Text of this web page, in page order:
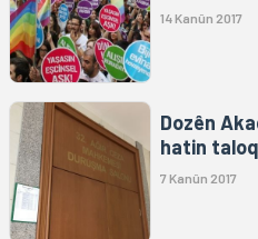
14 Kanûn 2017
Dozên
hatin
7 Kanûn 2017